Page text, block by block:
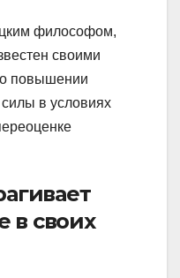
философом,
своими
повышении
в условиях
своих